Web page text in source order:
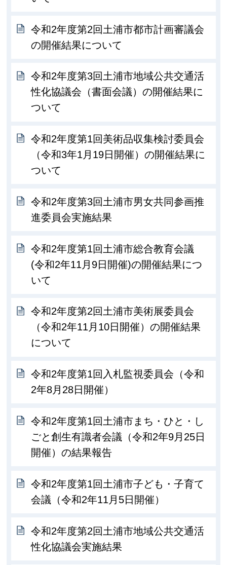
令和2年度第2回土浦市都市計画審議会
の開催結果について
令和2年度第3回土浦市地域公共交通活
性化協議会（書面会議）の開催結果に
ついて
令和2年度第1回美術品収集検討委員会
（令和3年1月19日開催）の開催結果に
ついて
令和2年度第3回土浦市男女共同参画推
進委員会実施結果
令和2年度第1回土浦市総合教育会議
(令和2年11月9日開催)の開催結果につ
いて
令和2年度第2回土浦市美術展委員会
（令和2年11月10日開催）の開催結果
について
令和2年度第1回入札監視委員会（令和
2年8月28日開催）
令和2年度第1回土浦市まち・ひと・し
ごと創生有識者会議（令和2年9月25日
開催）の結果報告
令和2年度第1回土浦市子ども・子育て
会議（令和2年11月5日開催）
令和2年度第2回土浦市地域公共交通活
性化協議会実施結果